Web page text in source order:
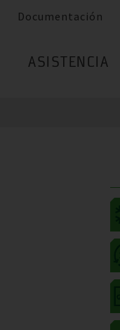
Documentación
ASISTENCIA